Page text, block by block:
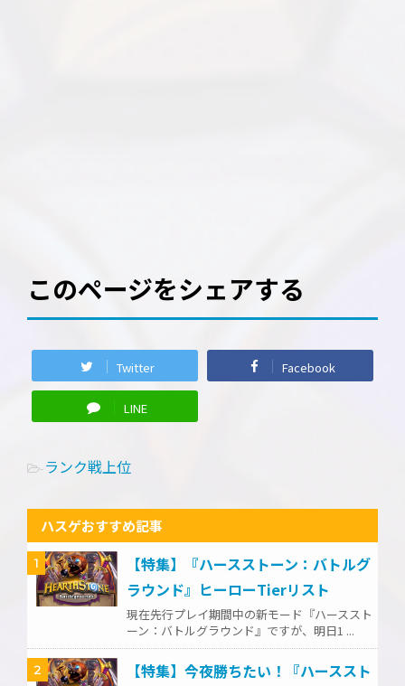
このページをシェアする
Twitter Facebook
LINE
-ランク戦上位
ハスゲおすすめ記事
1
【特集】『ハースストーン：バトルグ
ラウンド』ヒーローTierリスト
現在先行プレイ期間中の新モード『ハーススト
ーン：バトルグラウンド』ですが、明日1 ...
2
【特集】今夜勝ちたい！『ハーススト